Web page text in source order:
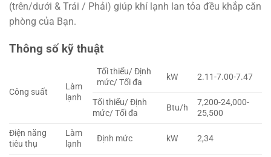
(trên/dưới & Trái / Phải) giúp khí lạnh lan tỏa đều khắp căn
phòng của Bạn.
Thông số kỹ thuật
Công suất
Làm
lạnh
Tối thiểu/ Định
mức/ Tối đa
kW 2.11-7.00-7.47
Tối thiểu/ Định
mức/ Tối đa
Btu/h
7,200-24,000-
25,500
Điện năng
tiêu thụ
Làm
lạnh
Định mức kW 2,34